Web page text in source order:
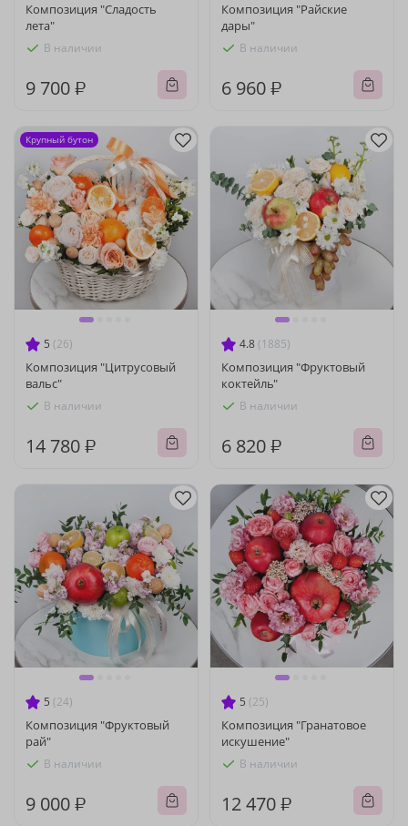
Композиция "Сладость
лета"
В наличии
9 700 ₽
Композиция "Райские
дары"
В наличии
6 960 ₽
5 (26)
Композиция "Цитрусовый
вальс"
В наличии
14 780 ₽
Крупный бутон
4.8 (1885)
Композиция "Фруктовый
коктейль"
В наличии
6 820 ₽
5 (24)
Композиция "Фруктовый
рай"
В наличии
9 000 ₽
5 (25)
Композиция "Гранатовое
искушение"
В наличии
12 470 ₽